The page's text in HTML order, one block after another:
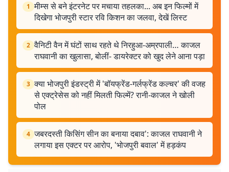
1 मीम्स से बने इंटरनेट पर मचाया तहलका... अब इन फिल्मों में
दिखेगा भोजपुरी स्टार रवि किशन का जलवा, देखें लिस्ट
2 वैनिटी वैन में घंटों साथ रहते थे निरहुआ-अम्रपाली… काजल
राघवानी का खुलासा, बोलीं- डायरेक्टर को खुद लेने आना पड़ा
3 क्या भोजपुरी इंडस्ट्री में 'बॉयफ्रेंड-गर्लफ्रेंड कल्चर' की वजह
से एक्ट्रेसेस को नहीं मिलती फिल्में? रानी-काजल ने खोली
पोल
4 जबरदस्ती किसिंग सीन का बनाया दबाव': काजल राघवानी ने
लगाया इस एक्टर पर आरोप, 'भोजपुरी बवाल' में हड़कंप